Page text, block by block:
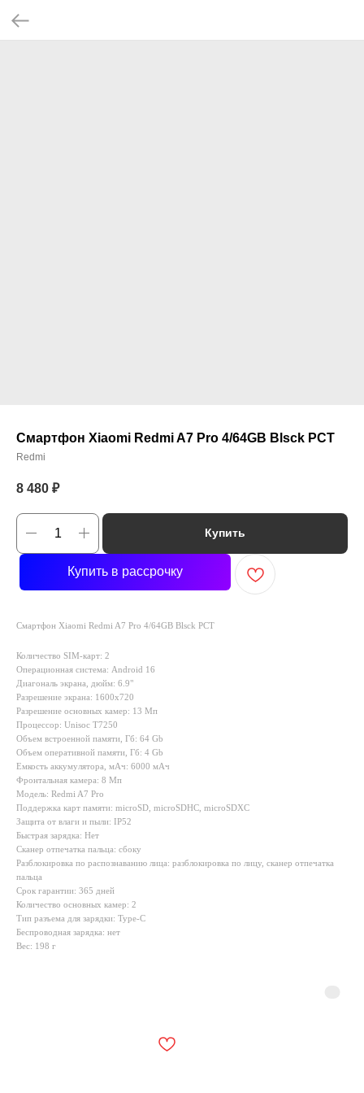
Смартфон Xiaomi Redmi A7 Pro 4/64GB Blsck РСТ
Redmi
8 480 ₽
Купить
Купить в рассрочку
Смартфон Xiaomi Redmi A7 Pro 4/64GB Blsck РСТ
Количество SIM-карт: 2
Операционная система: Android 16
Диагональ экрана, дюйм: 6.9"
Разрешение экрана: 1600x720
Разрешение основных камер: 13 Мп
Процессор: Unisoc T7250
Объем встроенной памяти, Гб: 64 Gb
Объем оперативной памяти, Гб: 4 Gb
Емкость аккумулятора, мАч: 6000 мАч
Фронтальная камера: 8 Мп
Модель: Redmi A7 Pro
Поддержка карт памяти: microSD, microSDHC, microSDXC
Защита от влаги и пыли: IP52
Быстрая зарядка: Нет
Сканер отпечатка пальца: сбоку
Разблокировка по распознаванию лица: разблокировка по лицу, сканер отпечатка
пальца
Срок гарантии: 365 дней
Количество основных камер: 2
Тип разъема для зарядки: Type-C
Беспроводная зарядка: нет
Вес: 198 г